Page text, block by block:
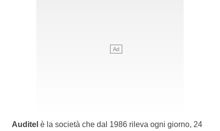
Auditel è la società che dal 1986 rileva ogni giorno, 24